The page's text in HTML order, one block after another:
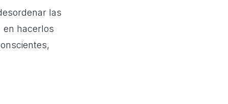
las
en hacerlos